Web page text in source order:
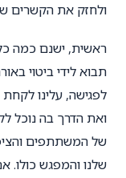
ולחזק את הקשרים
ראשית, ישנם כמה
תבוא לידי ביטוי
לפגישה, עלינו
ואת הדרך בה נוכל
של המשתתפים
שלנו והמפגש